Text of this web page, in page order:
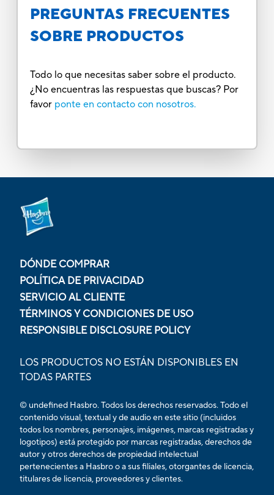
PREGUNTAS FRECUENTES
SOBRE PRODUCTOS
Todo lo que necesitas saber sobre el producto.
¿No encuentras las respuestas que buscas? Por
favor ponte en contacto con nosotros.
DÓNDE COMPRAR
POLÍTICA DE PRIVACIDAD
SERVICIO AL CLIENTE
TÉRMINOS Y CONDICIONES DE USO
RESPONSIBLE DISCLOSURE POLICY
LOS PRODUCTOS NO ESTÁN DISPONIBLES EN
TODAS PARTES
© undefined Hasbro. Todos los derechos reservados. Todo el
contenido visual, textual y de audio en este sitio (incluidos
todos los nombres, personajes, imágenes, marcas registradas y
logotipos) está protegido por marcas registradas, derechos de
autor y otros derechos de propiedad intelectual
pertenecientes a Hasbro o a sus filiales, otorgantes de licencia,
titulares de licencia, proveedores y clientes.